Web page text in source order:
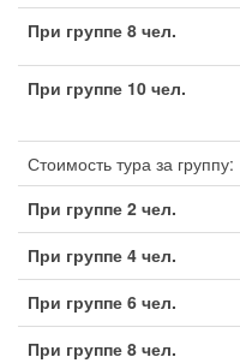
При группе 8 чел.
При группе 10 чел.
Стоимость тура за группу:
При группе 2 чел.
При группе 4 чел.
При группе 6 чел.
При группе 8 чел.